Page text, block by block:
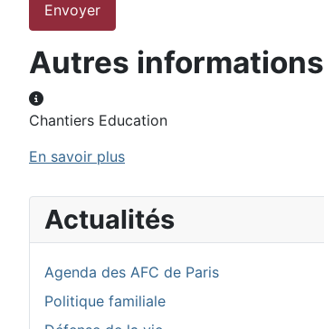
Envoyer
Autres informations
Autres informations
Chantiers Education
En savoir plus
Actualités
Agenda des AFC de Paris
Politique familiale